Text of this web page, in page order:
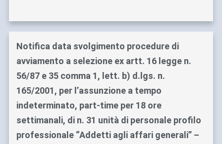
Notifica data svolgimento procedure di
avviamento a selezione ex artt. 16 legge n.
56/87 e 35 comma 1, lett. b) d.lgs. n.
165/2001, per l’assunzione a tempo
indeterminato, part-time per 18 ore
settimanali, di n. 31 unità di personale profilo
professionale “Addetti agli affari generali” –